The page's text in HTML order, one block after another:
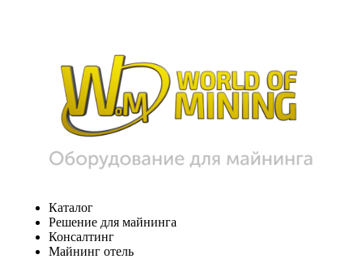
Каталог
Решение для майнинга
Консалтинг
Майнинг отель